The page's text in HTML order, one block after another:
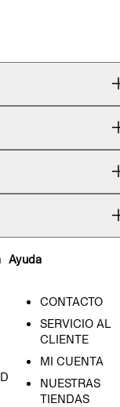
Ayuda
CONTACTO
SERVICIO AL
CLIENTE
MI CUENTA
NUESTRAS
TIENDAS